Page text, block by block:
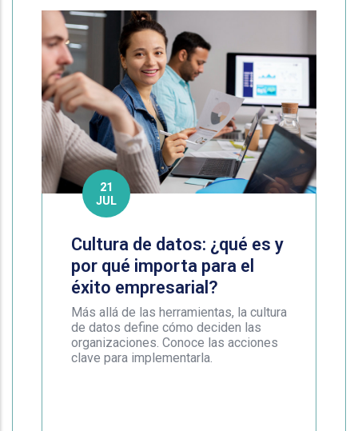
21
JUL
Cultura de datos: ¿qué es y
por qué importa para el
éxito empresarial?
Más allá de las herramientas, la cultura
de datos define cómo deciden las
organizaciones. Conoce las acciones
clave para implementarla.